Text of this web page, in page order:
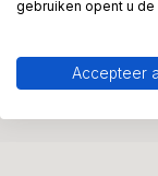
We helpen graag
gebruiken opent u de
Accepteer